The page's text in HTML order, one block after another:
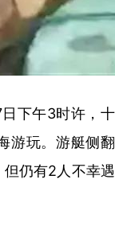
下午3时许，十
游玩。游艇侧翻
仍有2人不幸遇